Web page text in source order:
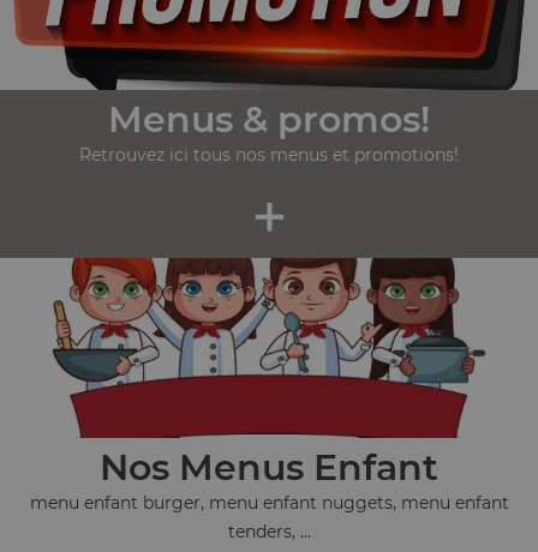
Menus & promos!
Retrouvez ici tous nos menus et promotions!
+
Nos Menus Enfant
menu enfant burger, menu enfant nuggets, menu enfant
tenders, ...